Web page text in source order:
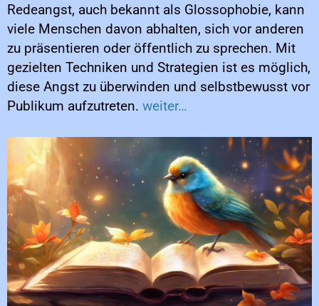
Redeangst, auch bekannt als Glossophobie, kann
viele Menschen davon abhalten, sich vor anderen
zu präsentieren oder öffentlich zu sprechen. Mit
gezielten Techniken und Strategien ist es möglich,
diese Angst zu überwinden und selbstbewusst vor
Publikum aufzutreten. weiter…